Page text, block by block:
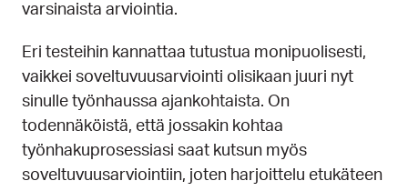
varsinaista arviointia.
Eri testeihin kannattaa tutustua monipuolisesti,
vaikkei soveltuvuusarviointi olisikaan juuri nyt
sinulle työnhaussa ajankohtaista. On
todennäköistä, että jossakin kohtaa
työnhakuprosessiasi saat kutsun myös
soveltuvuusarviointiin, joten harjoittelu etukäteen